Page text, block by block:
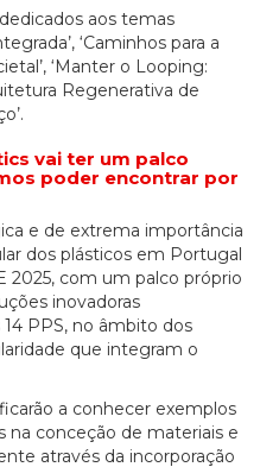
aos temas
‘Caminhos para a
‘Manter o Looping:
Regenerativa de
vai ter um palco
poder encontrar por
e de extrema importância
dos plásticos em Portugal
2025, com um palco próprio
inovadoras
PPS, no âmbito dos
que integram o
a conhecer exemplos
na conceção de materiais e
através da incorporação